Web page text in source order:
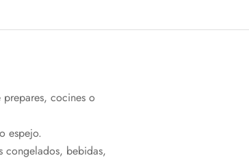
cocines o
espejo.
congelados, bebidas,